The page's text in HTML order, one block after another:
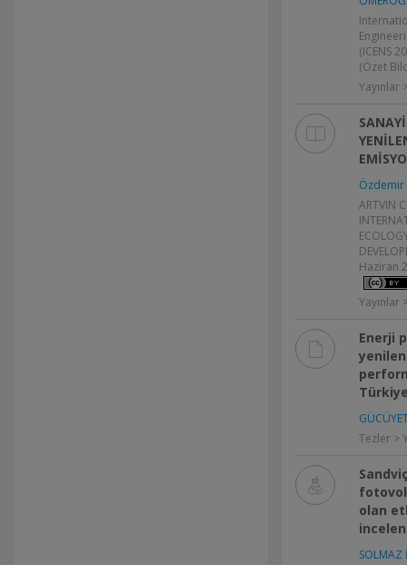
(ICENS
(Özet
Yayınlar
Özdemir
ARTVIN
Haziran
Yayınlar
Enerji
Tezler >
olan
SOLMAZ